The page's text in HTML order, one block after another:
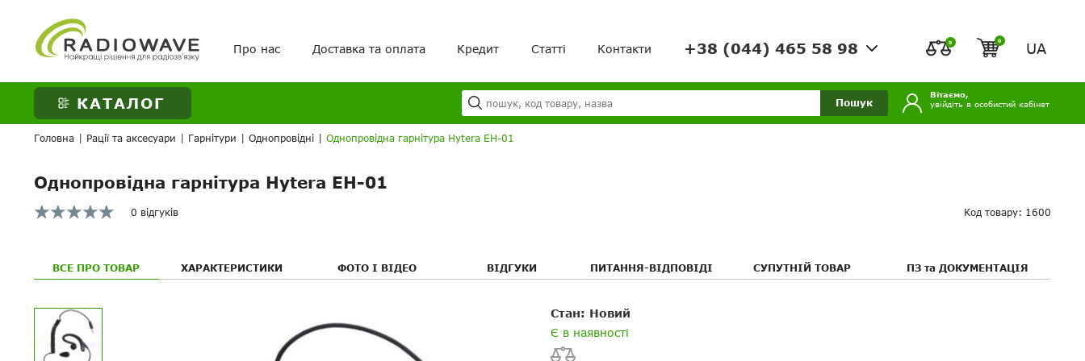
Про нас Доставка та оплата Кредит Статті Контакти +38 (044) 465 58 98 0 0
ВАШЕ ЗАМОВЛЕННЯ
UA
КАТАЛОГ Пошук
Вітаємо,
увійдіть в особистий кабінет
Головна Рації та аксесуари Гарнітури Однопровідні Однопровідна гарнітура Hytera EH-01
Однопровідна гарнітура Hytera EH-01
0 відгуків Код товару: 1600
ВСЕ ПРО ТОВАР ХАРАКТЕРИСТИКИ ФОТО І ВІДЕО ВІДГУКИ ПИТАННЯ-ВІДПОВІДІ СУПУТНІЙ ТОВАР ПЗ та ДОКУМЕНТАЦІЯ
Стан: Новий
Є в наявності
Ваше питання
Ваше ім'я
Ваш E-mail
Ваше питання
Ваше ім’я
Електронна пошта